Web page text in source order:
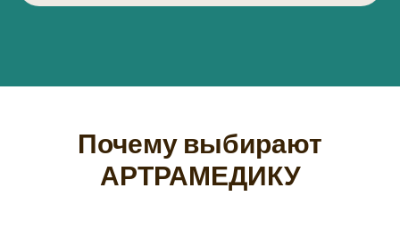
Почему выбирают
АРТРАМЕДИКУ